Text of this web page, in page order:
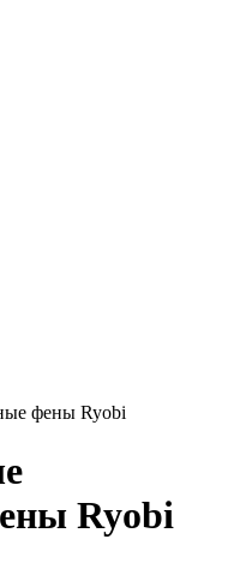
фены Ryobi
Ryobi